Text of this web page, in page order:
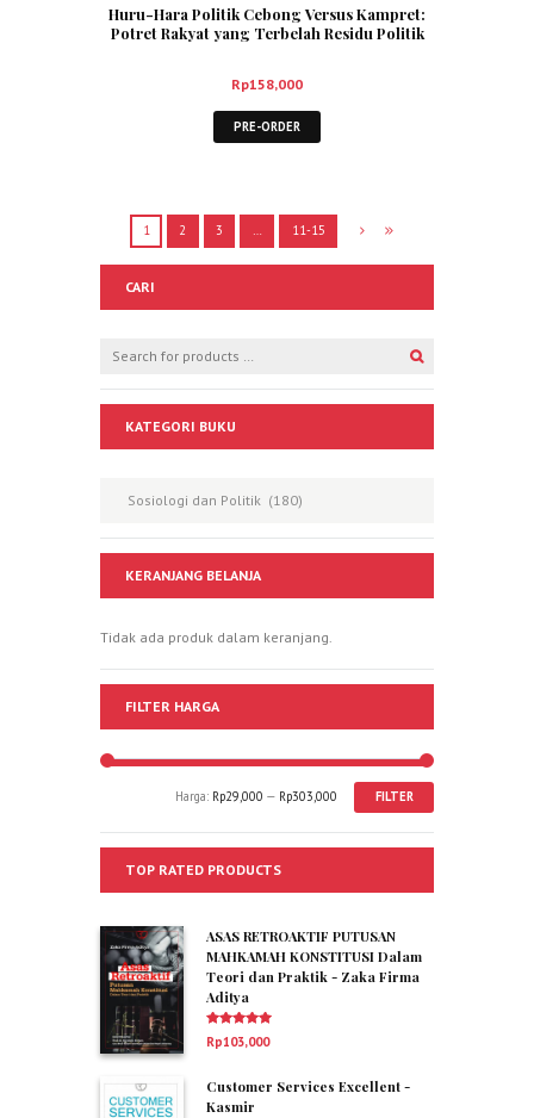
Huru-Hara Politik Cebong Versus Kampret:
Potret Rakyat yang Terbelah Residu Politik
Rp158,000
PRE-ORDER
1 2 3 … 11-15
CARI
KATEGORI BUKU
KERANJANG BELANJA
Tidak ada produk dalam keranjang.
FILTER HARGA
FILTER
Harga: Rp29,000 — Rp303,000
TOP RATED PRODUCTS
ASAS RETROAKTIF PUTUSAN
MAHKAMAH KONSTITUSI Dalam
Teori dan Praktik - Zaka Firma
Aditya
Dinilai 5.00
dari 5
Rp103,000
Customer Services Excellent -
Kasmir